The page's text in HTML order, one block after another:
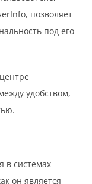
позволяет
под его
удобством,
в системах
он является